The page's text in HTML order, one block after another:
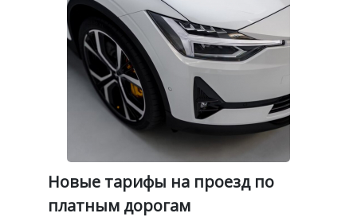
Новые тарифы на проезд по
платным дорогам